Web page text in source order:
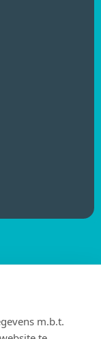
in de
m.b.t.